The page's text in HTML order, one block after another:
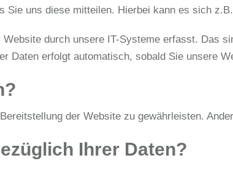
Sie uns diese mitteilen. Hierbei kann es sich
durch unsere IT-Systeme erfasst. Das
Daten erfolgt automatisch, sobald Sie unsere
der Website zu gewährleisten.
Ihrer Daten?